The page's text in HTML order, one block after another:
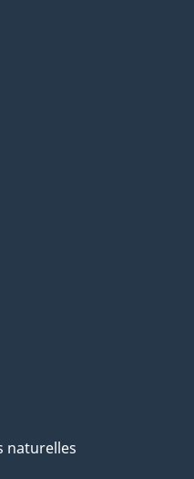
naturelles